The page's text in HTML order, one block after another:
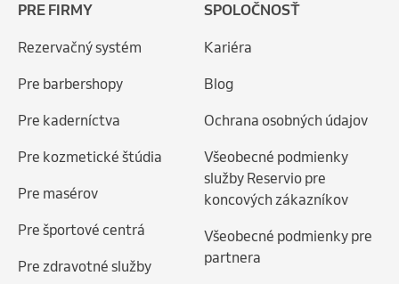
PRE FIRMY
Rezervačný systém
Pre barbershopy
Pre kaderníctva
Pre kozmetické štúdia
Pre masérov
Pre športové centrá
Pre zdravotné služby
SPOLOČNOSŤ
Kariéra
Blog
Ochrana osobných údajov
Všeobecné podmienky
služby Reservio pre
koncových zákazníkov
Všeobecné podmienky pre
partnera